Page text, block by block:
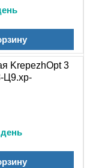
KrepezhOpt 3
Ц9.хр-